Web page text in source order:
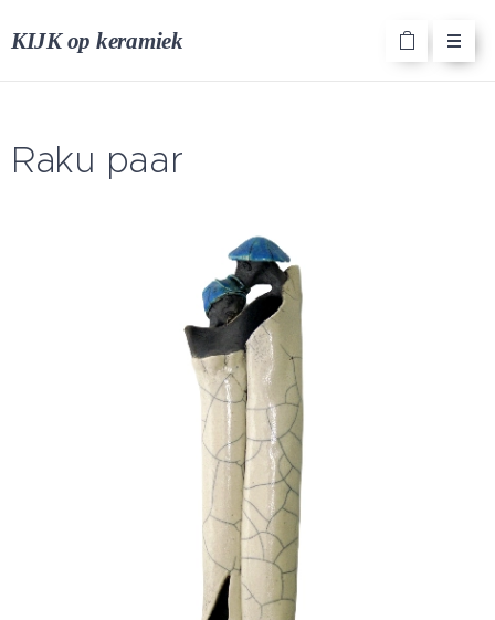
KIJK op keramiek
Raku paar